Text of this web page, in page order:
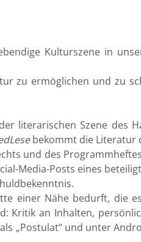
Kulturszene in
zu ermöglichen und zu
literarischen Szene des
bekommt die Literatur
und des
Media-Posts eines
einer Nähe bedurft, die
Kritik an Inhalten,
„Postulat“ und unter